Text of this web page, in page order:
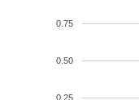
0.25
0.50
0.75